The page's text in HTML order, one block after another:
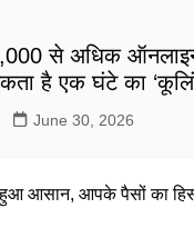
से अधिक
है एक घंटे का
June 30, 2026